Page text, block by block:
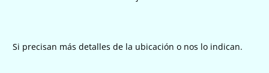
Si precisan más detalles de la ubicación o nos lo indican.